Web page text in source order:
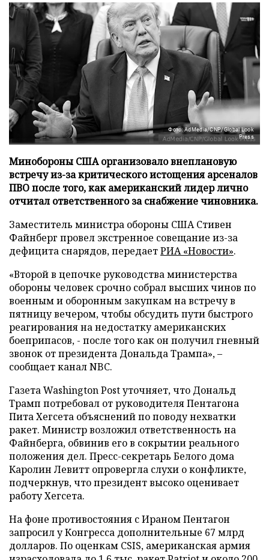
Фото: AdMedia/CNP/Global Look
Press
Минобороны США организовало внеплановую
встречу из-за критического истощения арсеналов
ПВО после того, как американский лидер лично
отчитал ответственного за снабжение чиновника.
Заместитель министра обороны США Стивен
Файнберг провел экстренное совещание из-за
дефицита снарядов, передаетРИА «Новости».
«Второй в цепочке руководства министерства
обороны человек срочно собрал высших чинов по
военным и оборонным закупкам на встречу в
пятницу вечером, чтобы обсудить пути быстрого
реагирования на недостатку американских
боеприпасов, - после того как он получил гневный
звонок от президента Дональда Трампа», –
сообщает канал NBC.
Газета Washington Post уточняет, что Дональд
Трамп потребовал от руководителя Пентагона
Пита Хегсета объяснений по поводу нехватки
ракет. Министр возложил ответственность на
Файнберга, обвинив его в сокрытии реального
положения дел. Пресс-секретарь Белого дома
Каролин Левитт опровергла слухи о конфликте,
подчеркнув, что президент высоко оценивает
работу Хегсета.
На фоне противостояния с Ираном Пентагон
запросил у Конгресса дополнительные 67 млрд
долларов. По оценкам CSIS, американская армия